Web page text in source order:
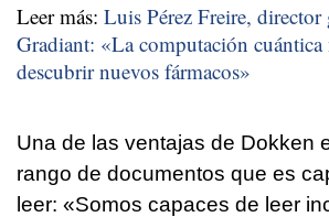
Leer más: Luis Pérez Freire, director
Gradiant: «La computación
descubrir nuevos fármacos»
Una de las ventajas de Dokken
rango de documentos que es
leer: «Somos capaces de leer